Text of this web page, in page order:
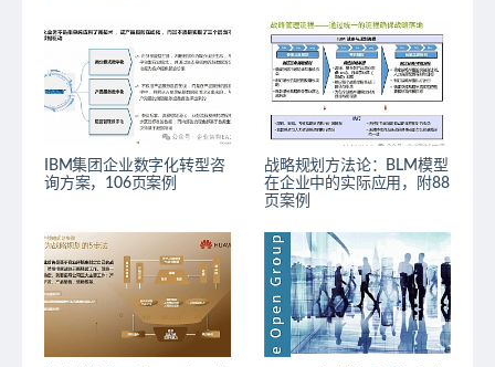
IBM集团企业数字化转型咨
询方案，106页案例
战略规划方法论：BLM模型
在企业中的实际应用，附88
页案例